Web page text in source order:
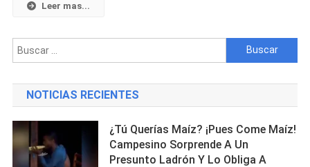
Tiros
Encapuchado
Dentro
Su
Casa
Leer mas...
Buscar:
NOTICIAS RECIENTES
¿Tú Querías Maíz? ¡Pues Come Maíz!
Campesino Sorprende A Un
Presunto Ladrón Y Lo Obliga A